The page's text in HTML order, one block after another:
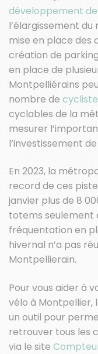
développement
l’élargissement
mise en place des
création de
en place de
Montpelliérains
nombre de
cyclables de la
mesurer
l’investissement
En 2023, la
record de ces
janvier plus de 8
totems seulement
fréquentation en
hivernal n’a pas
Montpellierain.
Pour vous aider à
vélo à Montpellier,
un outil pour
retrouver tous les
via le site